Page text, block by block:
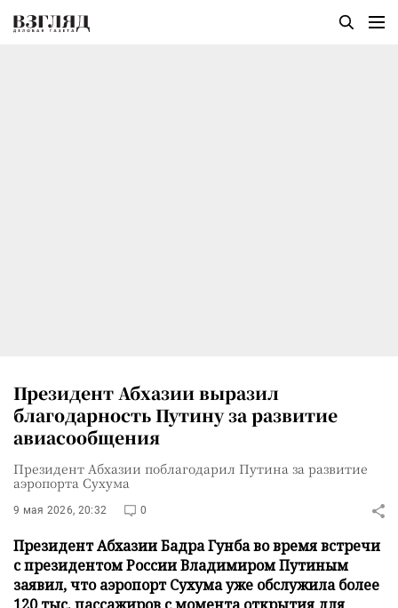
Президент Абхазии выразил
благодарность Путину за развитие
авиасообщения
Президент Абхазии поблагодарил Путина за развитие
аэропорта Сухума
9 мая 2026, 20:32 0
Президент Абхазии Бадра Гунба во время встречи
с президентом России Владимиром Путиным
заявил, что аэропорт Сухума уже обслужила более